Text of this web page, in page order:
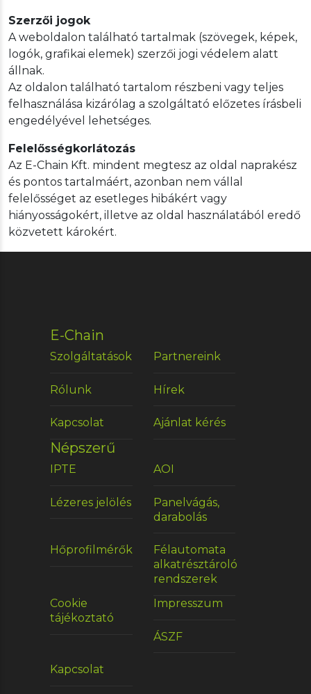
Szerzői jogok
A weboldalon található tartalmak (szövegek, képek,
logók, grafikai elemek) szerzői jogi védelem alatt
állnak.
Az oldalon található tartalom részbeni vagy teljes
felhasználása kizárólag a szolgáltató előzetes írásbeli
engedélyével lehetséges.
Felelősségkorlátozás
Az E-Chain Kft. mindent megtesz az oldal naprakész
és pontos tartalmáért, azonban nem vállal
felelősséget az esetleges hibákért vagy
hiányosságokért, illetve az oldal használatából eredő
közvetett károkért.
E-Chain
Szolgáltatások Partnereink
Rólunk Hírek
Kapcsolat Ajánlat kérés
Népszerű
IPTE AOI
Lézeres jelölés
Panelvágás,
darabolás
Hőprofilmérők
Félautomata
alkatrésztároló
rendszerek
Cookie
tájékoztató
Impresszum
ÁSZF
Kapcsolat